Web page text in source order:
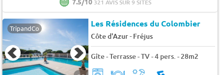
321 AVIS SUR 9 SITES
TripandCo Les Résidences du Colombier
Côte d'Azur- Fréjus
Gîte - Terrasse - TV - 4 pers. - 28m2